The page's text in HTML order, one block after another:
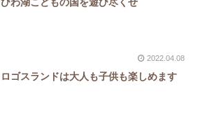
2022.04.08
ロゴスランドは大人も子供も楽しめます